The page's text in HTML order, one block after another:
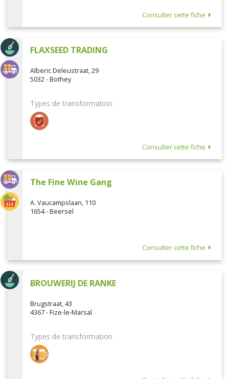
Consulter cette fiche
FLAXSEED TRADING
Alberic Deleustraat, 29
5032 - Bothey
Types de transformation
Consulter cette fiche
The Fine Wine Gang
A. Vaucampslaan, 110
1654 - Beersel
Consulter cette fiche
BROUWERIJ DE RANKE
Brugstraat, 43
4367 - Fize-le-Marsal
Types de transformation